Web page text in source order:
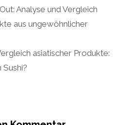
Analyse und Vergleich
aus ungewöhnlicher
asiatischer Produkte:
Sushi?